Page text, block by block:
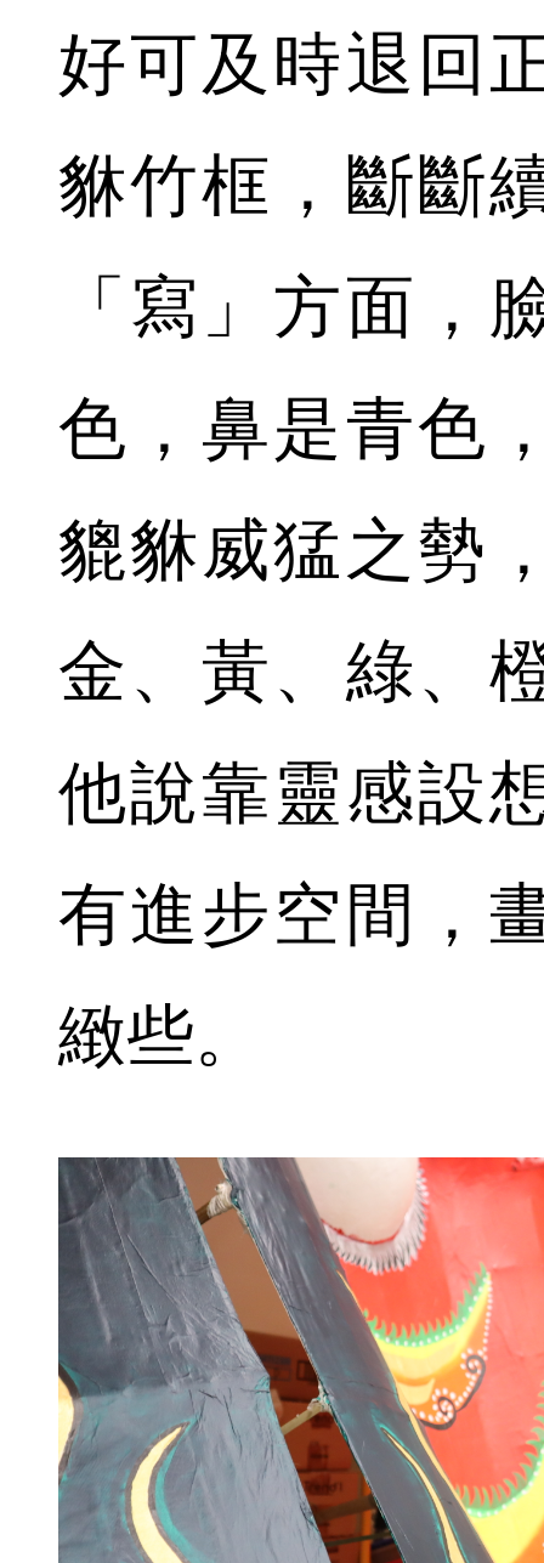
好可及時退回
貅竹框，斷斷
「寫」方面，
色，鼻是青色
貔貅威猛之勢
金、黃、綠、
他說靠靈感設
有進步空間，
緻些。